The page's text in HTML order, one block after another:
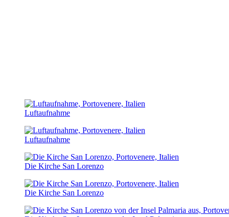
Luftaufnahme
Luftaufnahme
Die Kirche San Lorenzo
Die Kirche San Lorenzo